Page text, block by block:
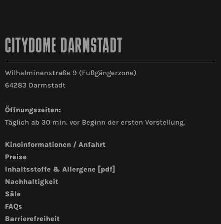
CITYDOME DARMSTADT
Wilhelminenstraße 9 (Fußgängerzone)
64283 Darmstadt
Öffnungszeiten:
Täglich ab 30 min. vor Beginn der ersten Vorstellung.
Kinoinformationen / Anfahrt
Preise
Inhaltsstoffe & Allergene [pdf]
Nachhaltigkeit
Säle
FAQs
Barrierefreiheit